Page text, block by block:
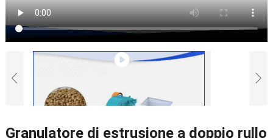
Granulatore di estrusione a doppio rullo